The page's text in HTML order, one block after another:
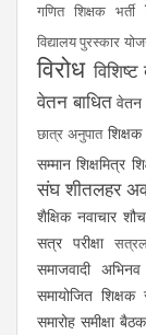
गणित शिक्षक भर्ती
विद्यालय पुरस्कार
विरोध विशिष्ट
वेतन बाधित वेतन
छात्र अनुपात शिक्षक
सम्मान शिक्षमित्र
संघ शीतलहर
शैक्षिक नवाचार
सत्र परीक्षा
समाजवादी अभिनव
समायोजित शिक्षक
समारोह समीक्षा बैठक